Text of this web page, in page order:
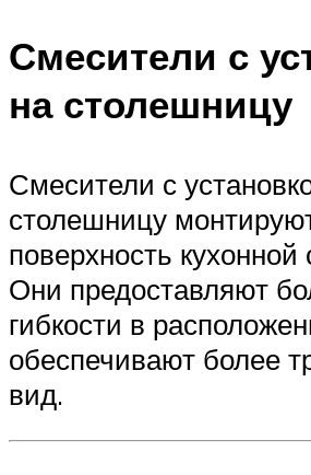
Смесители с
на столешницу
Смесители с
столешницу
поверхность
Они предоставляют
гибкости в
обеспечивают более
вид.